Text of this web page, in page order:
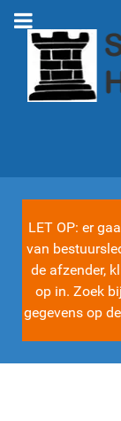
LET OP: er
van
de afzender,
op in. Zoek
gegevens op